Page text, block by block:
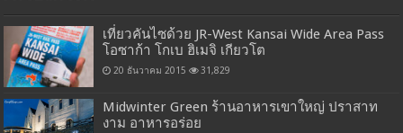
เที่ยวคันไซด้วย JR-West Kansai Wide Area Pass
โอซาก้า โกเบ ฮิเมจิ เกียวโต
20 ธันวาคม 2015 31,829
Midwinter Green ร้านอาหารเขาใหญ่ ปราสาท
งาม อาหารอร่อย